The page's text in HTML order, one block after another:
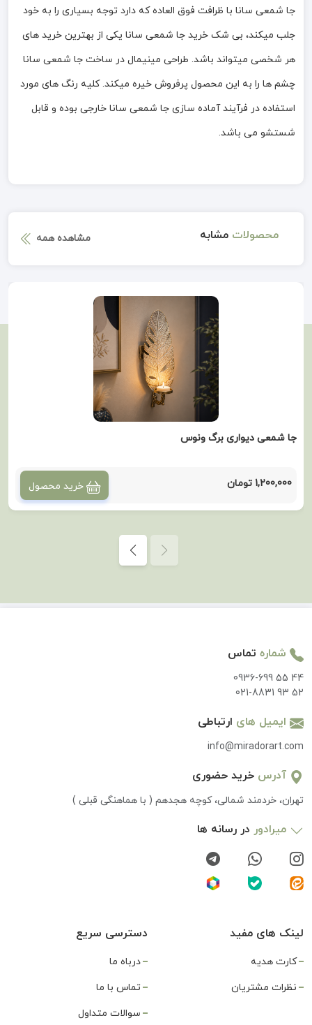
جا شمعی سانا با ظرافت فوق العاده که دارد توجه بسیاری را به خود
جلب میکند، بی شک خرید جا شمعی سانا یکی از بهترین خرید های
هر شخصی میتواند باشد. طراحی مینیمال در ساخت جا شمعی سانا
چشم ها را به این محصول پرفروش خیره میکند. کلیه رنگ های مورد
استفاده در فرآیند آماده سازی جا شمعی سانا خارجی بوده و قابل
شستشو می باشد.
محصولات مشابه مشاهده همه
جا شمعی دیواری برگ ونوس
1,200,000 تومان خرید محصول
شماره تماس
0936-699 55 44
021-8831 93 52
ایمیل های ارتباطی
info@miradorart.com
آدرس خرید حضوری
تهران، خردمند شمالی، کوچه هجدهم ( با هماهنگی قبلی )
میرادور در رسانه ها
لینک های مفید
کارت هدیه
نظرات مشتریان
دسترسی سریع
درباه ما
تماس با ما
سوالات متداول